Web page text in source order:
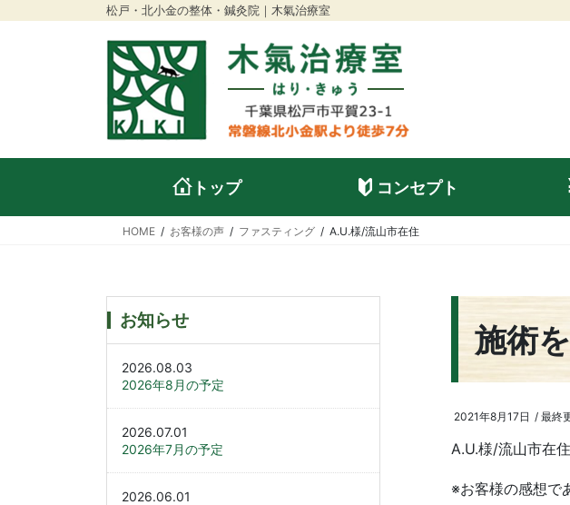
松戸・北小金の整体・鍼灸院｜木氣治療室
トップ コンセプト
HOME お客様の声 ファスティング A.U.様/流山市在住
施術
2021年8月17日 / 最終
A.U.様/流山市在住
※お客様の感想で
お知らせ
2026.08.03
2026年8月の予定
2026.07.01
2026年7月の予定
2026.06.01